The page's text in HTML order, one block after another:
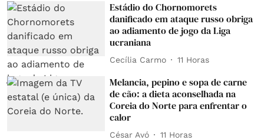
Estádio do Chornomorets
danificado em ataque russo obriga
ao adiamento de jogo da Liga
ucraniana
Cecília Carmo 11 Horas
Melancia, pepino e sopa de carne
de cão: a dieta aconselhada na
Coreia do Norte para enfrentar o
calor
César Avó 11 Horas